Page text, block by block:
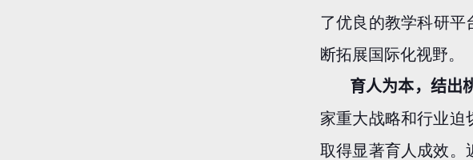
了优良的教学科研平
断拓展国际化视野。
育人为本，结出
家重大战略和行业迫
取得显著育人成效。